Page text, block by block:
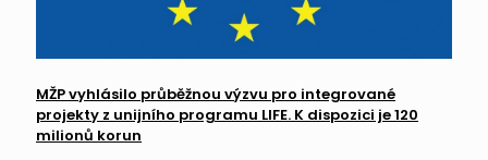
MŽP vyhlásilo průběžnou výzvu pro integrované
projekty z unijního programu LIFE. K dispozici je 120
milionů korun